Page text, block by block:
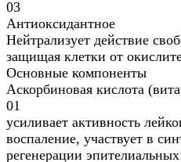
03
Антиоксидантное
Нейтрализует действие
защищая клетки от
Основные компоненты
Аскорбиновая кислота
01
усиливает активность
воспаление, участвует в
регенерации